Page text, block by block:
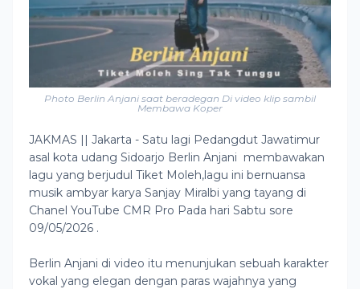
Photo Berlin Anjani saat beradegan Di video klip sambil
Membawa Koper
JAKMAS || Jakarta - Satu lagi Pedangdut Jawatimur
asal kota udang Sidoarjo Berlin Anjani membawakan
lagu yang berjudul Tiket Moleh,lagu ini bernuansa
musik ambyar karya Sanjay Miralbi yang tayang di
Chanel YouTube CMR Pro Pada hari Sabtu sore
09/05/2026 .
Berlin Anjani di video itu menunjukan sebuah karakter
vokal yang elegan dengan paras wajahnya yang